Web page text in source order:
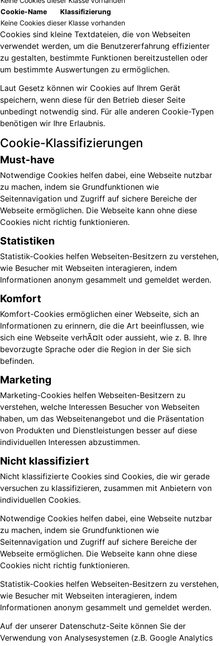
Cookie-Name
Klassifizierung
Keine Cookies dieser Klasse vorhanden
Cookies sind kleine Textdateien, die von Webseiten
verwendet werden, um die Benutzererfahrung effizienter
zu gestalten, bestimmte Funktionen bereitzustellen oder
um bestimmte Auswertungen zu ermöglichen.
Laut Gesetz können wir Cookies auf Ihrem Gerät
speichern, wenn diese für den Betrieb dieser Seite
unbedingt notwendig sind. Für alle anderen Cookie-Typen
benötigen wir Ihre Erlaubnis.
Cookie-Klassifizierungen
Must-have
Notwendige Cookies helfen dabei, eine Webseite nutzbar
zu machen, indem sie Grundfunktionen wie
Seitennavigation und Zugriff auf sichere Bereiche der
Webseite ermöglichen. Die Webseite kann ohne diese
Cookies nicht richtig funktionieren.
Statistiken
Statistik-Cookies helfen Webseiten-Besitzern zu verstehen,
wie Besucher mit Webseiten interagieren, indem
Informationen anonym gesammelt und gemeldet werden.
Komfort
Komfort-Cookies ermöglichen einer Webseite, sich an
Informationen zu erinnern, die die Art beeinflussen, wie
sich eine Webseite verhÃ¤lt oder aussieht, wie z. B. Ihre
bevorzugte Sprache oder die Region in der Sie sich
befinden.
Marketing
Marketing-Cookies helfen Webseiten-Besitzern zu
verstehen, welche Interessen Besucher von Webseiten
haben, um das Webseitenangebot und die Präsentation
von Produkten und Dienstleistungen besser auf diese
individuellen Interessen abzustimmen.
Nicht klassifiziert
Nicht klassifizierte Cookies sind Cookies, die wir gerade
versuchen zu klassifizieren, zusammen mit Anbietern von
individuellen Cookies.
Notwendige Cookies helfen dabei, eine Webseite nutzbar
zu machen, indem sie Grundfunktionen wie
Seitennavigation und Zugriff auf sichere Bereiche der
Webseite ermöglichen. Die Webseite kann ohne diese
Cookies nicht richtig funktionieren.
Statistik-Cookies helfen Webseiten-Besitzern zu verstehen,
wie Besucher mit Webseiten interagieren, indem
Informationen anonym gesammelt und gemeldet werden.
Auf der unserer Datenschutz-Seite können Sie der
Verwendung von Analysesystemen (z.B. Google Analytics